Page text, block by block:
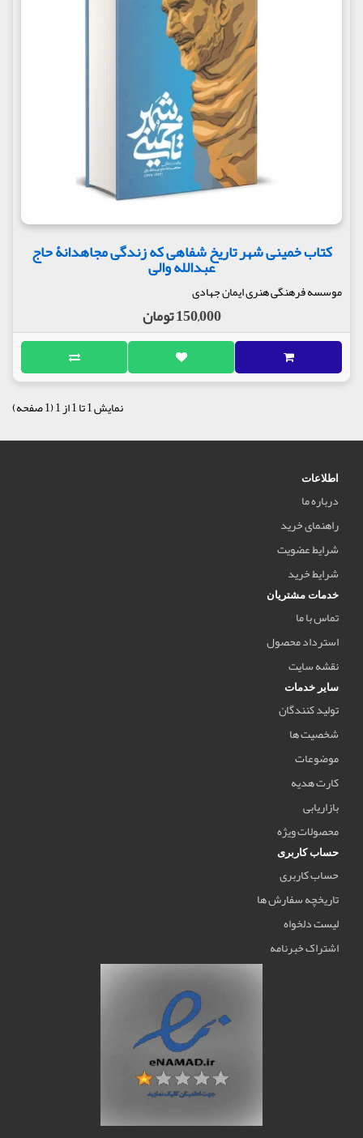
کتاب خمینی شهر تاریخ شفاهی که زندگی مجاهدانۀ حاج
عبدالله والی
موسسه فرهنگی هنری ایمان جهادی
150,000 تومان
نمایش 1 تا 1 از 1 (1 صفحه)
اطلاعات
درباره ما
راهنمای خرید
شرایط عضویت
شرایط خرید
خدمات مشتریان
تماس با ما
استرداد محصول
نقشه سایت
سایر خدمات
تولید کنندگان
شخصیت ها
موضوعات
کارت هدیه
بازاریابی
محصولات ویژه
حساب کاربری
حساب کاربری
تاریخچه سفارش ها
لیست دلخواه
اشتراک خبرنامه